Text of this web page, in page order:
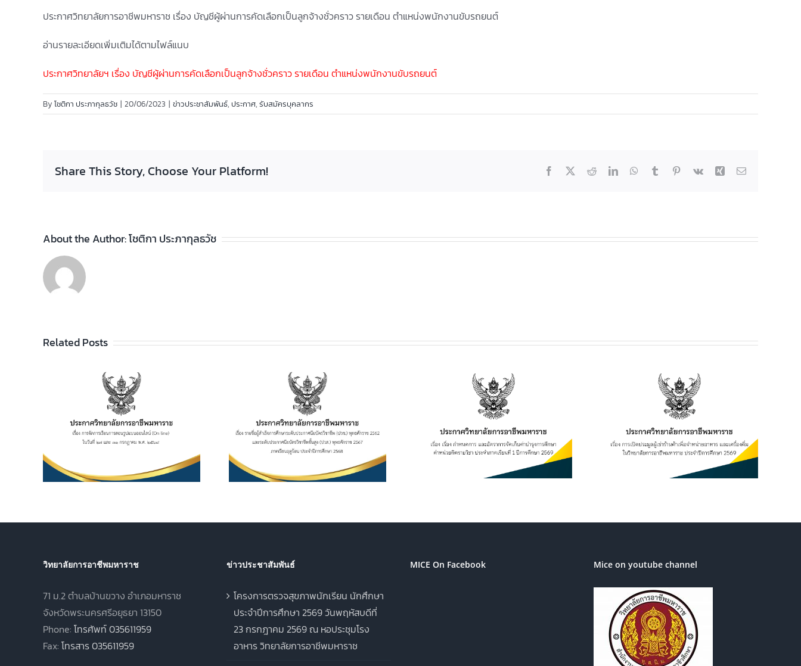
ประกาศวิทยาลัยการอาชีพมหาราช เรื่อง บัญชีผู้ผ่านการคัดเลือกเป็นลูกจ้างชั่วคราว รายเดือน ตำแหน่งพนักงานขับรถยนต์
อ่านรายละเอียดเพิ่มเติมได้ตามไฟล์แนบ
ประกาศวิทยาลัยฯ เรื่อง บัญชีผู้ผ่านการคัดเลือกเป็นลูกจ้างชั่วคราว รายเดือน ตำแหน่งพนักงานขับรถยนต์
By โชติกา ประภากุลธวัช | 20/06/2023 | ข่าวประชาสัมพันธ์, ประกาศ, รับสมัครบุคลากร
Share This Story, Choose Your Platform! Facebook RedditLinkedInWhatsApp
Tumblr Pinterest
Vk Xing Email
About the Author:โชติกา ประภากุลธวัช
Related Posts
ประกาศวิทยาลัยฯ เรื่อง
รายชื่อผู้สำเร็จการศึกษา
ระดับประกาศนียบัตร
วิชาชีพ (ปวช.) พุทธศักราช
2562 และระดับ
ประกาศนียบัตรวิชาชีพชั้น
สูง (ปวส.) พุทธศักราช
2567 ภาคเรียนฤดูร้อน
ประกาศวิทยาลัยฯ เรื่อง
เรื่อง กำหนดการ และอัตรา
การจัดเก็บค่าบำรุงการ
ศึกษา ค่าหน่วยกิตรายวิชา
ประจำภาคเรียนที่ 1 ปีการ
ศึกษา 2569
ประกาศวิทยาลัยฯ เรื่อง
การเปิดประมูลผู้เช่าร้านค้า
เพื่อจำหน่ายอาหาร และ
เครื่องดื่ม ในวิทยาลัยการ
อาชีพมหาราช ประจำปีการ
ศึกษา 2569
วิทยาลัยการอาชีพมหาราช
71 ม.2 ตำบลบ้านขวาง อำเภอมหาราช
จังหวัดพระนครศรีอยุธยา 13150
Phone: โทรศัพท์ 035611959
Fax: โทรสาร 035611959
ข่าวประชาสัมพันธ์
โครงการตรวจสุขภาพนักเรียน นักศึกษา
ประจำปีการศึกษา 2569 วันพฤหัสบดีที่
23 กรกฎาคม 2569 ณ หอประชุมโรง
อาหาร วิทยาลัยการอาชีพมหาราช
MICE On Facebook Mice on youtube channel